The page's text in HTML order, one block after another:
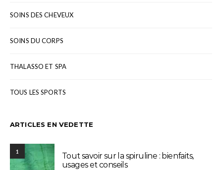
SOINS DES CHEVEUX
SOINS DU CORPS
THALASSO ET SPA
TOUS LES SPORTS
ARTICLES EN VEDETTE
1
Tout savoir sur la spiruline : bienfaits,
usages et conseils